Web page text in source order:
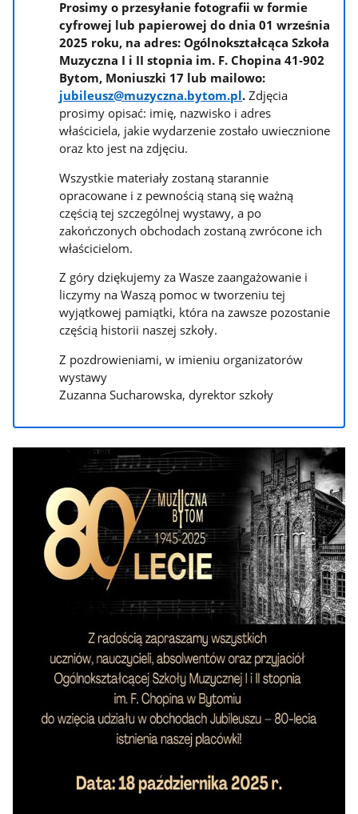
Prosimy o przesyłanie fotografii w formie
cyfrowej lub papierowej do dnia 01 września
2025 roku, na adres: Ogólnokształcąca Szkoła
Muzyczna I i II stopnia im. F. Chopina 41-902
Bytom, Moniuszki 17 lub mailowo:
jubileusz@muzyczna.bytom.pl. Zdjęcia
prosimy opisać: imię, nazwisko i adres
właściciela, jakie wydarzenie zostało uwiecznione
oraz kto jest na zdjęciu.
Wszystkie materiały zostaną starannie
opracowane i z pewnością staną się ważną
częścią tej szczególnej wystawy, a po
zakończonych obchodach zostaną zwrócone ich
właścicielom.
Z góry dziękujemy za Wasze zaangażowanie i
liczymy na Waszą pomoc w tworzeniu tej
wyjątkowej pamiątki, która na zawsze pozostanie
częścią historii naszej szkoły.
Z pozdrowieniami, w imieniu organizatorów
wystawy
Zuzanna Sucharowska, dyrektor szkoły